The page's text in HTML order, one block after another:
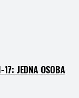
JEDNA OSOBA